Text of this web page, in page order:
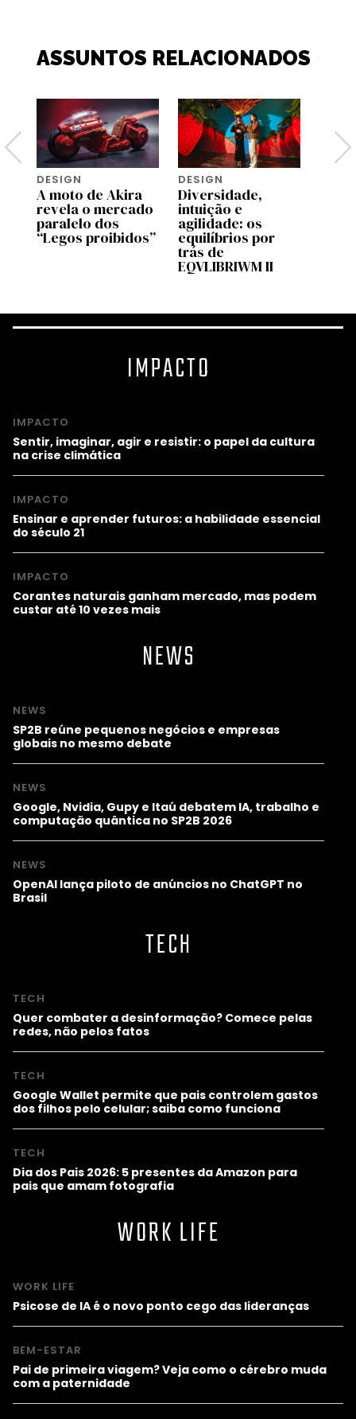
ASSUNTOS RELACIONADOS
DESIGN
A moto de Akira
revela o mercado
paralelo dos
“Legos proibidos”
DESIGN
Diversidade,
intuição e
agilidade: os
equilíbrios por
trás de
EQVLIBRIWM II
IMPACTO
IMPACTO
Sentir, imaginar, agir e resistir: o papel da cultura
na crise climática
IMPACTO
Ensinar e aprender futuros: a habilidade essencial
do século 21
IMPACTO
Corantes naturais ganham mercado, mas podem
custar até 10 vezes mais
NEWS
NEWS
SP2B reúne pequenos negócios e empresas
globais no mesmo debate
NEWS
Google, Nvidia, Gupy e Itaú debatem IA, trabalho e
computação quântica no SP2B 2026
NEWS
OpenAI lança piloto de anúncios no ChatGPT no
Brasil
TECH
TECH
Quer combater a desinformação? Comece pelas
redes, não pelos fatos
TECH
Google Wallet permite que pais controlem gastos
dos filhos pelo celular; saiba como funciona
TECH
Dia dos Pais 2026: 5 presentes da Amazon para
pais que amam fotografia
WORK LIFE
WORK LIFE
Psicose de IA é o novo ponto cego das lideranças
BEM-ESTAR
Pai de primeira viagem? Veja como o cérebro muda
com a paternidade